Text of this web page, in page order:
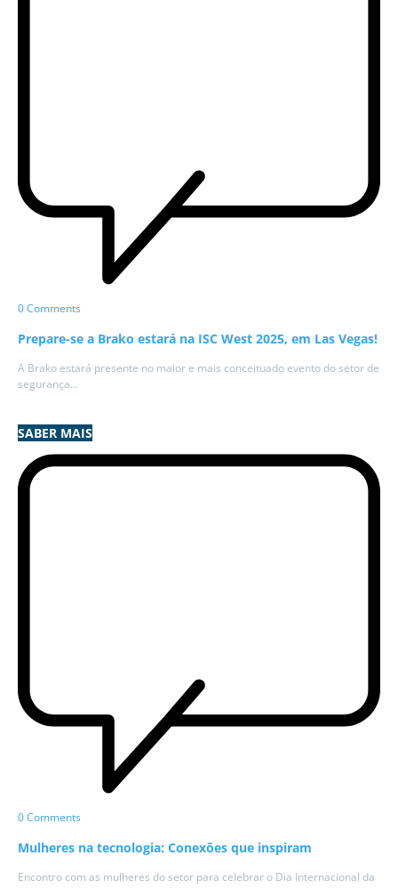
0 Comments
Prepare-se a Brako estará na ISC West 2025, em Las Vegas!
A Brako estará presente no maior e mais conceituado evento do setor de
segurança...
SABER MAIS
0 Comments
Mulheres na tecnologia: Conexões que inspiram
Encontro com as mulheres do setor para celebrar o Dia Internacional da